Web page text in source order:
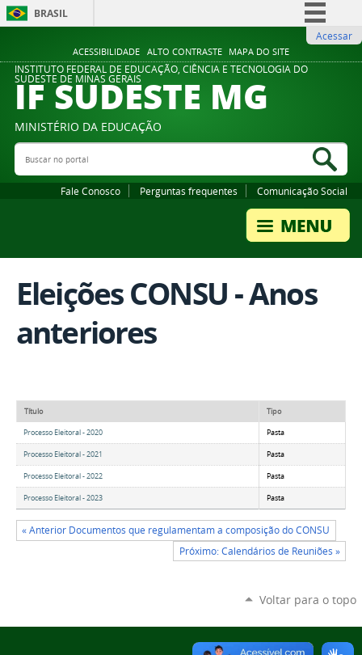
ACESSIBILIDADE ALTO CONTRASTE MAPA DO SITE
BRASIL
Comunica BR
Participe
Legislação
Acessar
INSTITUTO FEDERAL DE EDUCAÇÃO, CIÊNCIA E TECNOLOGIA DO
SUDESTE DE MINAS GERAIS
IF SUDESTE MG
MINISTÉRIO DA EDUCAÇÃO
Buscar no portal
Fale Conosco Perguntas frequentes Comunicação Social
Eleições CONSU - Anos
anteriores
Título Tipo
Processo Eleitoral - 2020 Pasta
Processo Eleitoral - 2021 Pasta
Processo Eleitoral - 2022 Pasta
Processo Eleitoral - 2023 Pasta
« Anterior Documentos que regulamentam a composição do CONSU
Próximo: Calendários de Reuniões »
Voltar para o topo